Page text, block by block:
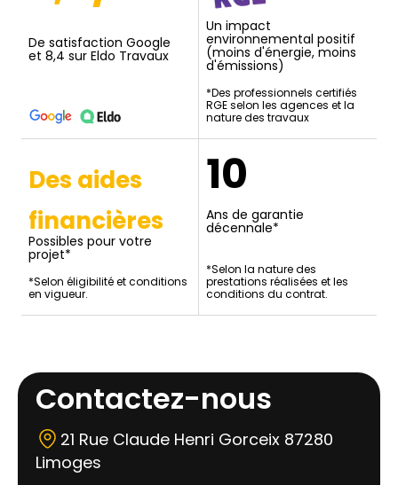
De satisfaction Google
et 8,4 sur Eldo Travaux
Un impact
environnemental positif
(moins d'énergie, moins
d'émissions)
*Des professionnels certifiés
RGE selon les agences et la
nature des travaux
Des aides
financières
Possibles pour votre
projet*
*Selon éligibilité et conditions
en vigueur.
10
Ans de garantie
décennale*
*Selon la nature des
prestations réalisées et les
conditions du contrat.
Contactez-nous
21 Rue Claude Henri Gorceix 87280
Limoges